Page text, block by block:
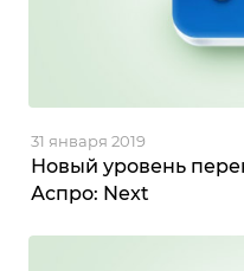
Новый уровень
Аспро: Next
31 января 2019